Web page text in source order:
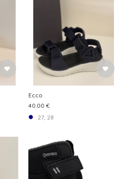
Ecco
40.00 €
27, 28